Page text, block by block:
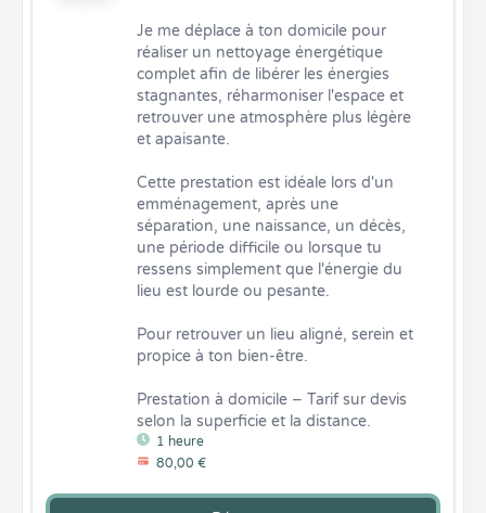
1 heure
80,00 €
Je me déplace à ton domicile pour
réaliser un nettoyage énergétique
complet afin de libérer les énergies
stagnantes, réharmoniser l'espace et
retrouver une atmosphère plus légère
et apaisante.
Cette prestation est idéale lors d'un
emménagement, après une
séparation, une naissance, un décès,
une période difficile ou lorsque tu
ressens simplement que l'énergie du
lieu est lourde ou pesante.
Pour retrouver un lieu aligné, serein et
propice à ton bien-être.
Prestation à domicile – Tarif sur devis
selon la superficie et la distance.